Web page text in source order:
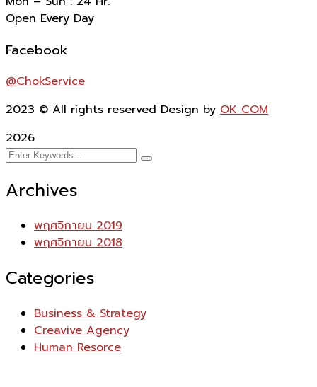
Open Every Day
Facebook
@ChokService
2023 © All rights reserved Design by OK COM
2026
Archives
พฤศจิกายน 2019
พฤศจิกายน 2018
Categories
Business & Strategy
Creavive Agency
Human Resorce